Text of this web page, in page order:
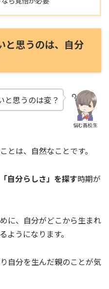
と思うのは、自分
悩む高校生
と思うのは変？
とは、自然なことです。
「自分らしさ」を探す時期が
に、自分がどこから生まれ
ようになります。
自分を生んだ親のことが気